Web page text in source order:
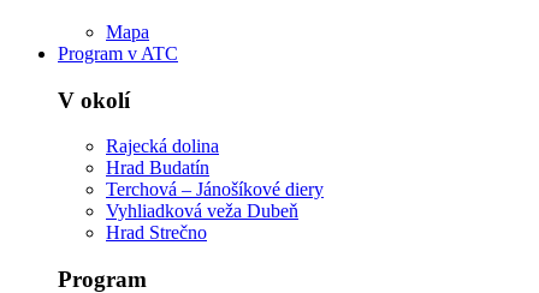
Mapa
Program v ATC
V okolí
Rajecká dolina
Hrad Budatín
Terchová – Jánošíkové diery
Vyhliadková veža Dubeň
Hrad Strečno
Program